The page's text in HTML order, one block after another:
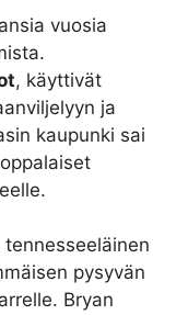
vuosia
, käyttivät
ja
kaupunki sai
pysyvän
Bryan